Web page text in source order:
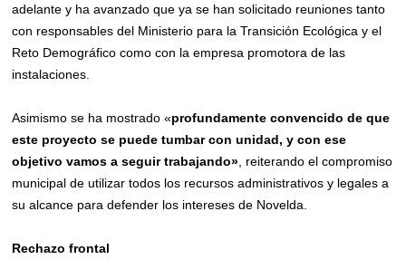
adelante y ha avanzado que ya se han solicitado reuniones tanto
con responsables del Ministerio para la Transición Ecológica y el
Reto Demográfico como con la empresa promotora de las
instalaciones.
Asimismo se ha mostrado «profundamente convencido de que
este proyecto se puede tumbar con unidad, y con ese
objetivo vamos a seguir trabajando» , reiterando el compromiso
municipal de utilizar todos los recursos administrativos y legales a
su alcance para defender los intereses de Novelda.
Rechazo frontal